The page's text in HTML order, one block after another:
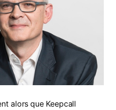
alors que Keepcall